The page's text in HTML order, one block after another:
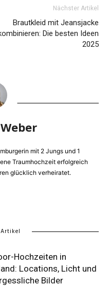
Nächster Artikel
Brautkleid mit Jeansjacke
Die besten Ideen
2025
mit 2 Jungs und 1
Traumhochzeit erfolgreich
glücklich verheiratet.
Hochzeiten in
Locations, Licht und
Bilder